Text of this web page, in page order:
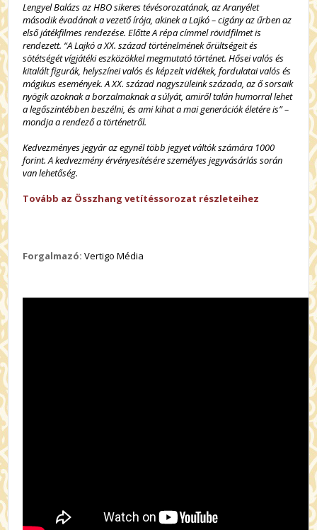
Lengyel Balázs az HBO sikeres tévésorozatának, az Aranyélet
második évadának a vezető írója, akinek a Lajkó – cigány az űrben az
első játékfilmes rendezése. Előtte A répa címmel rövidfilmet is
rendezett. “A Lajkó a XX. század történelmének őrültségeit és
sötétségét vígjátéki eszközökkel megmutató történet. Hősei valós és
kitalált figurák, helyszínei valós és képzelt vidékek, fordulatai valós és
mágikus események. A XX. század nagyszüleink százada, az ő sorsaik
nyögik azoknak a borzalmaknak a súlyát, amiről talán humorral lehet
a legőszintébben beszélni, és ami kihat a mai generációk életére is” –
mondja a rendező a történetről.
Kedvezményes jegyár az egynél több jegyet váltók számára 1000
forint. A kedvezmény érvényesítésére személyes jegyvásárlás során
van lehetőség.
Tovább az Összhang vetítéssorozat részleteihez
Forgalmazó: Vertigo Média